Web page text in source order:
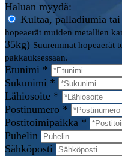
Haluan myydä:
Kultaa, palladiumia
hopeaerät muiden metallien
35kg) Suuremmat hopeaerät
pakkauksessaan.
Etunimi *
Sukunimi *
Lähiosoite *
Postinumero *
Postitoimipaikka *
Puhelin
Sähköposti